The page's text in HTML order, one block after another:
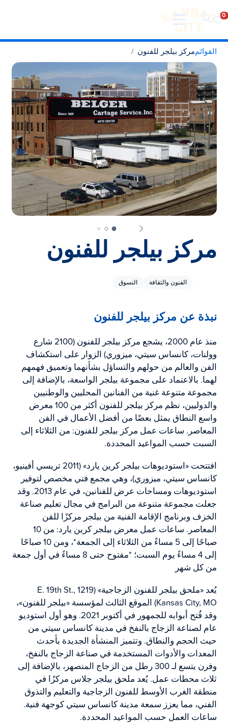
تفضل بزيارة مدينة كانساس سيتي
الانتقال إلى المحتوى
القوائممركز بيلجر للفنون
مركز بيلجر للفنون
الفنون والثقافة التسوق
نبذة عن مركز بيلجر للفنون
منذ عام 2000، يشجع مركز بيلجر للفنون (2100 شارع
وولنات، كانساس سيتي، ميزوري) الزوار على استكشاف
الفن والعالم من حولهم والتساؤل بشأنهما وتعميق فهمهم
لهما. بالاعتماد على مجموعة بيلجر الواسعة، بالإضافة إلى
مجموعة متنوعة غنية من الفنانين المحليين والوطنيين
والدوليين، نظم مركز بيلجر للفنون أكثر من 100 معرض
واسع النطاق يمثل بعضًا من أفضل الأعمال في الفن
المعاصر. ساعات عمل مركز بيلجر للفنون: من الثلاثاء إلى
السبت حسب المواعيد المحددة.
افتتحت «استوديوهات بيلجر كرين يارد» (2011 تريسي أفينيو،
كانساس سيتي، ميزوري)، وهي مجمع فني مخصص لتوفير
استوديوهات ومساحات عرض للفنانين، في عام 2013. وقد
جعلت مجموعة متنوعة من البرامج في مجال تعليم صناعة
الخزف وبرنامج الإقامة الفنية من بيلجر مركزًا للفن
المعاصر. ساعات عمل معرض بيلجر كرين يارد: من 10
صباحًا إلى 5 مساءً من الثلاثاء إلى الجمعة*، ومن 10 صباحًا
إلى 4 مساءً يوم السبت؛ *مفتوح حتى 8 مساءً في أول جمعة
من كل شهر
يُعد «ملحق بيلجر للفنون الزجاجية» (1219 E. 19th St.,
Kansas City, MO) الموقع الثالث لمؤسسة «بيلجر للفنون»،
وقد فُتح أبوابه للجمهور في أكتوبر 2021. وهو أول استوديو
عام لصناعة الزجاج بالنفخ في مدينة كانساس سيتي من
حيث الحجم والنطاق. وتتميز المنشأة الجديدة بأحدث
المعدات والأدوات المستخدمة في صناعة الزجاج بالنفخ،
وفرن يتسع لـ 300 رطل من الزجاج المنصهر، بالإضافة إلى
ثلاث محطات عمل. يُعد ملحق بيلجر جلاس مركزًا في
منطقة الغرب الأوسط للفنون الزجاجية والتعليم والتذوق
الفني، مما يعزز سمعة مدينة كانساس سيتي كوجهة فنية.
ساعات العمل حسب المواعيد المحددة.